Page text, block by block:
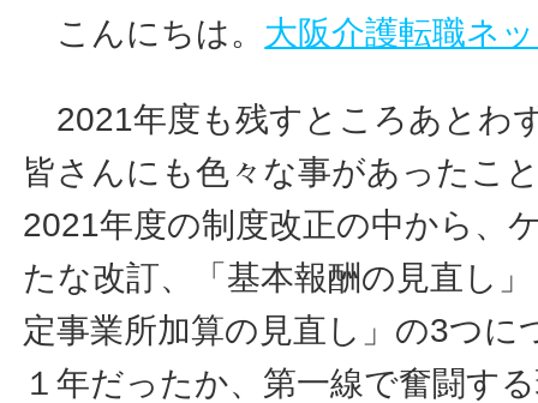
こんにちは。 大阪介護転職ネ
2021年度も残すところあとわ
皆さんにも色々な事があったこ
2021年度の制度改正の中から、
たな改訂、「基本報酬の見直し
定事業所加算の見直し」の3つ
１年だったか、第一線で奮闘す